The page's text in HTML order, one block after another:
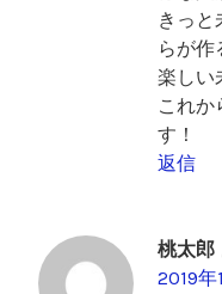
きっと
らが作
楽しい
これか
す！
返信
桃太郎
2019年